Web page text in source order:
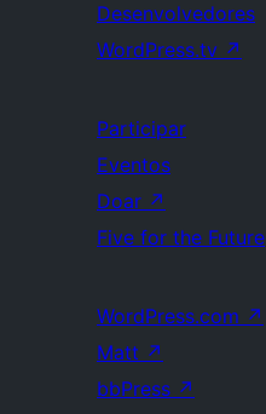
Desenvolvedores
WordPress.tv ↗
Participar
Eventos
Doar ↗
Five for the Future
WordPress.com ↗
Matt ↗
bbPress ↗